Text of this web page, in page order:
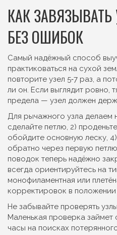
КАК
БЕЗ ОШИБОК
Самый надёжный способ
практиковаться на сухой
повторите узел 5‑7 раз, а
ли он. Если выглядит ровно,
предела — узел должен
Для рычажного узла делаем
сделайте петлю, 2)
обойдите основную леску,
обратно через первую
поводок теперь надёжно
всегда ориентируйтесь на
монофиламентная или
корректировок в положении
Не забывайте проверять
Маленькая проверка займет
часы на поисках